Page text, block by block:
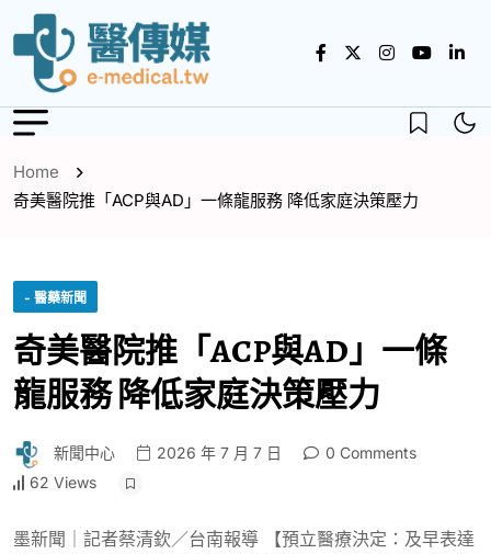
Home
奇美醫院推「ACP與AD」一條龍服務 降低家庭決策壓力
- 醫藥新聞
奇美醫院推「ACP與AD」一條
龍服務 降低家庭決策壓力
新聞中心 2026 年 7 月 7 日
0 Comments
62 Views
墨新聞｜記者蔡清欽／台南報導 【預立醫療決定：及早表達